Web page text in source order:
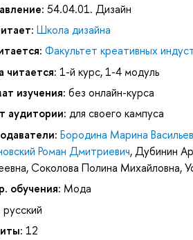
54.04.01. Дизайн
Школа дизайна
Факультет креативных
читается: 1-й курс, 1-4 модуль
изучения: без онлайн-курса
аудитории: для своего кампуса
Бородина Марина
Роман Дмитриевич,Дубинин
,Соколова Полина Михайловна,
обучения: Мода
русский
12